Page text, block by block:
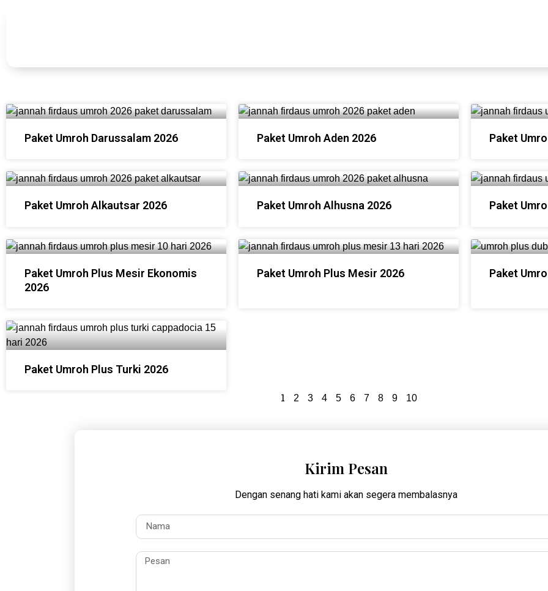
Paket Umroh Darussalam 2026 Paket Umroh Aden 2026 Paket
Paket Umroh Alkautsar 2026 Paket Umroh Alhusna 2026 Paket
Paket Umroh Plus Mesir Ekonomis
2026
Paket Umroh Plus Mesir 2026 Paket
Paket Umroh Plus Turki 2026
1 2 3 4 5 6 7 8 9 10
Kirim Pesan
Dengan senang hati kami akan segera membalasnya